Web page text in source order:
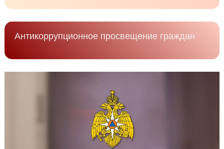
Антикоррупционное просвещение граждан